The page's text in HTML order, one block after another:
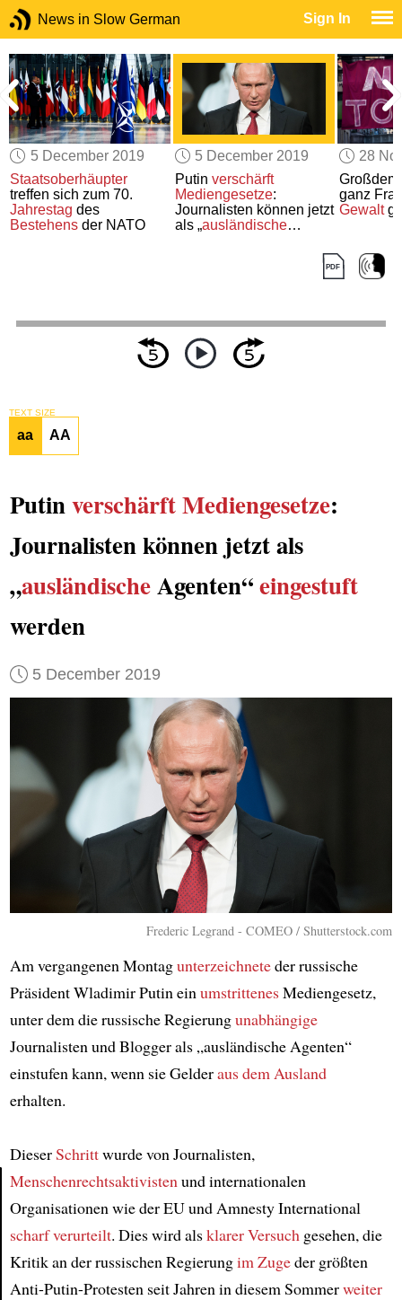
News in Slow German Sign In
5 December 2019
Staatsoberhäupter
treffen sich zum 70.
Jahrestag des
Bestehens der NATO
5 December 2019
Putin verschärft
Mediengesetze:
Journalisten können jetzt
als „ausländische
28
ganz
Gewalt
Article
TEXT SIZE
aa AA
PutinverschärftMediengesetze:
Journalisten können jetzt als
„ausländischeAgenten“eingestuft
werden
5 December 2019
Frederic Legrand - COMEO / Shutterstock.com
Am vergangenen Montagunterzeichneteder russische
Präsident Wladimir Putin ein umstrittenesMediengesetz,
unter dem die russische Regierungunabhängige
Journalisten und Blogger als „ausländische Agenten“
einstufen kann, wenn sie Gelderaus dem Ausland
erhalten.
DieserSchrittwurde von Journalisten,
Menschenrechtsaktivisten und internationalen
Organisationen wie der EU und Amnesty International
scharf verurteilt. Dies wird alsklarer Versuch gesehen, die
Kritik an der russischen Regierungim Zugeder größten
Anti-Putin-Protesten seit Jahren in diesem Sommerweiter